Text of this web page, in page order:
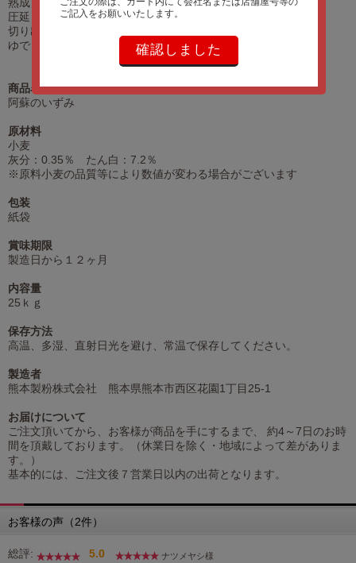
熟成 約60分
圧延 5回
切り出し #9角
ゆで
商品名
阿蘇のいずみ
原材料
小麦
灰分：0.35％ たん白：7.2％
※原料小麦の品質等により数値が変わる場合がございます
包装
紙袋
賞味期限
製造日から１２ヶ月
内容量
25ｋｇ
保存方法
高温、多湿、直射日光を避け、常温で保存してください。
製造者
熊本製粉株式会社 熊本県熊本市西区花園1丁目25-1
お届けについて
ご注文頂いてから、お客様が商品を手にするまで、 約4～7日のお時
間を頂戴しております。（休業日を除く・地域によって差がありま
す。）
基本的には、ご注文後７営業日以内の出荷となります。
お客様の声（2件）
総評: 5.0
ナツメヤシ様
ご記入をお願いいたします。
確認しました